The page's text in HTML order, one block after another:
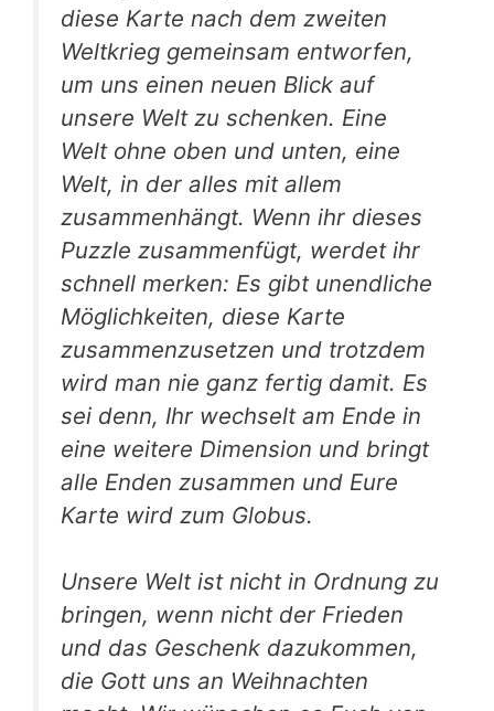
diese Karte nach dem zweiten
Weltkrieg gemeinsam entworfen,
um uns einen neuen Blick auf
unsere Welt zu schenken. Eine
Welt ohne oben und unten, eine
Welt, in der alles mit allem
zusammenhängt. Wenn ihr dieses
Puzzle zusammenfügt, werdet ihr
schnell merken: Es gibt unendliche
Möglichkeiten, diese Karte
zusammenzusetzen und trotzdem
wird man nie ganz fertig damit. Es
sei denn, Ihr wechselt am Ende in
eine weitere Dimension und bringt
alle Enden zusammen und Eure
Karte wird zum Globus.
Unsere Welt ist nicht in Ordnung zu
bringen, wenn nicht der Frieden
und das Geschenk dazukommen,
die Gott uns an Weihnachten